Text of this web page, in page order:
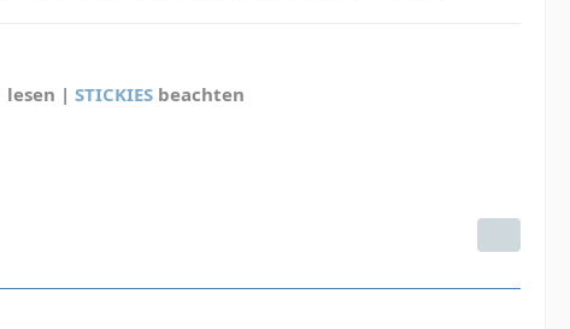
lesen | STICKIES beachten